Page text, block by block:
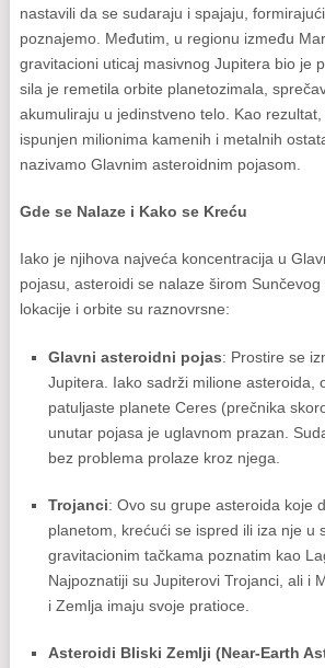
nastavili da se sudaraju i spajaju,
poznajemo. Međutim, u regionu između
gravitacioni uticaj masivnog Jupitera bio je
sila je remetila orbite planetozimala,
akumuliraju u jedinstveno telo. Kao
ispunjen milionima kamenih i metalnih
nazivamo Glavnim asteroidnim pojasom.
Gde se Nalaze i Kako se Kreću
Iako je njihova najveća koncentracija u
pojasu, asteroidi se nalaze širom
lokacije i orbite su raznovrsne:
Glavni asteroidni pojas: Prostire se
Jupitera. Iako sadrži milione asteroida,
patuljaste planete Ceres (prečnika
unutar pojasa je uglavnom prazan.
bez problema prolaze kroz njega.
Trojanci: Ovo su grupe asteroida koje
planetom, krećući se ispred ili iza nje u
gravitacionim tačkama poznatim kao
Najpoznatiji su Jupiterovi Trojanci, ali i
i Zemlja imaju svoje pratioce.
Asteroidi Bliski Zemlji (Near-Earth